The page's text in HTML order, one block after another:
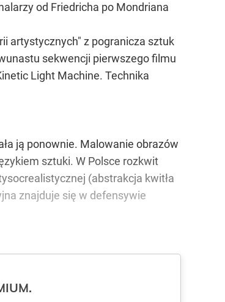
od Friedricha po Mondriana
artystycznych" z pogranicza sztuk
sekwencji pierwszego filmu
Light Machine. Technika
ją ponownie. Malowanie obrazów
sztuki. W Polsce rozkwit
(abstrakcja kwitła
znajduje się w defensywie